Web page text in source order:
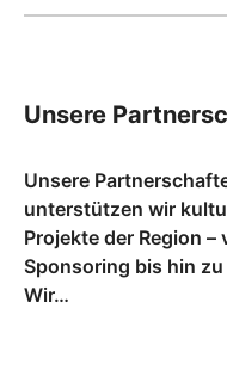
Unsere
Unsere
unterstützen wir
Projekte der Region
Sponsoring bis hin
Wir…